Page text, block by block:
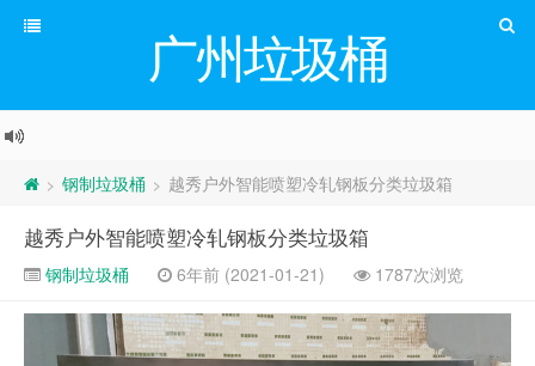
广州垃圾桶
> 钢制垃圾桶 > 越秀户外智能喷塑冷轧钢板分类垃圾箱
越秀户外智能喷塑冷轧钢板分类垃圾箱
钢制垃圾桶 6年前 (2021-01-21) 1787次浏览